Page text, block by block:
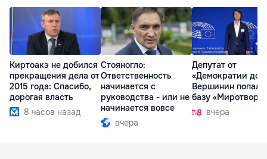
Киртоакэ не добился
прекращения дела от
2015 года: Спасибо,
дорогая власть
8 часов назад
Стояногло:
Ответственность
начинается с
руководства - или не
начинается вовсе
вчера
Депутат от
«Демократии
Вершинин попал в
базу
вчера